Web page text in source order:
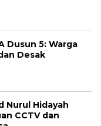
Dusun 5: Warga
Desak
Nurul Hidayah
CCTV dan